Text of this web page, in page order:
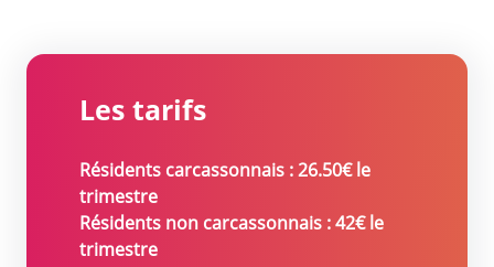
Les tarifs
Résidents carcassonnais : 26.50€ le
trimestre
Résidents non carcassonnais : 42€ le
trimestre